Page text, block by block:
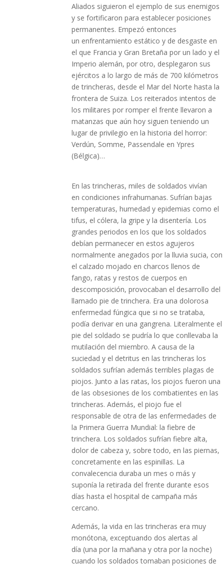
Aliados siguieron el ejemplo de sus enemigos
y se fortificaron para establecer posiciones
permanentes. Empezó entonces
un enfrentamiento estático y de desgaste en
el que Francia y Gran Bretaña por un lado y el
Imperio alemán, por otro, desplegaron sus
ejércitos a lo largo de más de 700 kilómetros
de trincheras, desde el Mar del Norte hasta la
frontera de Suiza. Los reiterados intentos de
los militares por romper el frente llevaron a
matanzas que aún hoy siguen teniendo un
lugar de privilegio en la historia del horror:
Verdún, Somme, Passendale en Ypres
(Bélgica)…
En las trincheras, miles de soldados vivían
en condiciones infrahumanas. Sufrían bajas
temperaturas, humedad y epidemias como el
tifus, el cólera, la gripe y la disentería. Los
grandes periodos en los que los soldados
debían permanecer en estos agujeros
normalmente anegados por la lluvia sucia, con
el calzado mojado en charcos llenos de
fango, ratas y restos de cuerpos en
descomposición, provocaban el desarrollo del
llamado pie de trinchera. Era una dolorosa
enfermedad fúngica que si no se trataba,
podía derivar en una gangrena. Literalmente el
pie del soldado se pudría lo que conllevaba la
mutilación del miembro. A causa de la
suciedad y el detritus en las trincheras los
soldados sufrían además terribles plagas de
piojos. Junto a las ratas, los piojos fueron una
de las obsesiones de los combatientes en las
trincheras. Además, el piojo fue el
responsable de otra de las enfermedades de
la Primera Guerra Mundial: la fiebre de
trinchera. Los soldados sufrían fiebre alta,
dolor de cabeza y, sobre todo, en las piernas,
concretamente en las espinillas. La
convalecencia duraba un mes o más y
suponía la retirada del frente durante esos
días hasta el hospital de campaña más
cercano.
Además, la vida en las trincheras era muy
monótona, exceptuando dos alertas al
día (una por la mañana y otra por la noche)
cuando los soldados tomaban posiciones de